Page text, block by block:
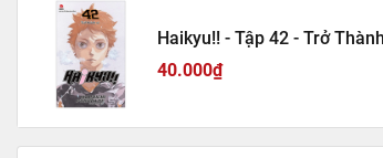
Haikyu!! - Tập 42 - Trở
40.000₫